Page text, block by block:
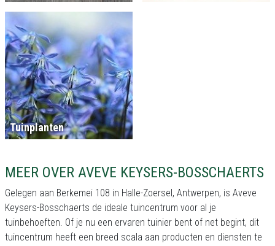
Tuinplanten
MEER OVER AVEVE KEYSERS-BOSSCHAERTS
Gelegen aan Berkemei 108 in Halle-Zoersel, Antwerpen, is Aveve
Keysers-Bosschaerts de ideale tuincentrum voor al je
tuinbehoeften. Of je nu een ervaren tuinier bent of net begint, dit
tuincentrum heeft een breed scala aan producten en diensten te